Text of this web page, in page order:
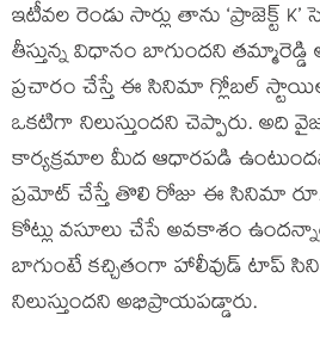
ఇటీవల రెండు సార్లు తాను ‘ప్రాజెక్ట్ K’
తీస్తున్న విధానం బాగుందని త‌మ్మారెడ్డి
ప్రచారం చేస్తే ఈ సినిమా గ్లోబల్
ఒక‌టిగా నిలుస్తుందని చెప్పారు. అది
కార్యక్రమాల మీద ఆధారపడి
ప్ర‌మోట్ చేస్తే తొలి రోజు ఈ సినిమా
కోట్లు వసూలు చేసే అవకాశం
బాగుంటే కచ్చితంగా హాలీవుడ్ టాప్
నిలుస్తుందని అభిప్రాయపడ్డారు.